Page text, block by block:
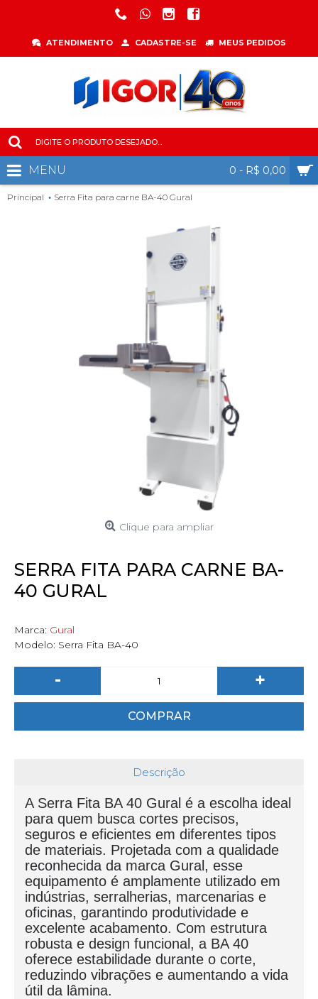
ATENDIMENTO CADASTRE-SE MEUS PEDIDOS
0 - R$ 0,00
MENU
Principal Serra Fita para carne BA-40 Gural
Clique para ampliar
SERRA FITA PARA CARNE BA-
40 GURAL
Marca: Gural
Modelo: Serra Fita BA-40
- +
COMPRAR
Descrição
A Serra Fita BA 40 Gural é a escolha ideal
para quem busca cortes precisos,
seguros e eficientes em diferentes tipos
de materiais. Projetada com a qualidade
reconhecida da marca Gural, esse
equipamento é amplamente utilizado em
indústrias, serralherias, marcenarias e
oficinas, garantindo produtividade e
excelente acabamento. Com estrutura
robusta e design funcional, a BA 40
oferece estabilidade durante o corte,
reduzindo vibrações e aumentando a vida
útil da lâmina.